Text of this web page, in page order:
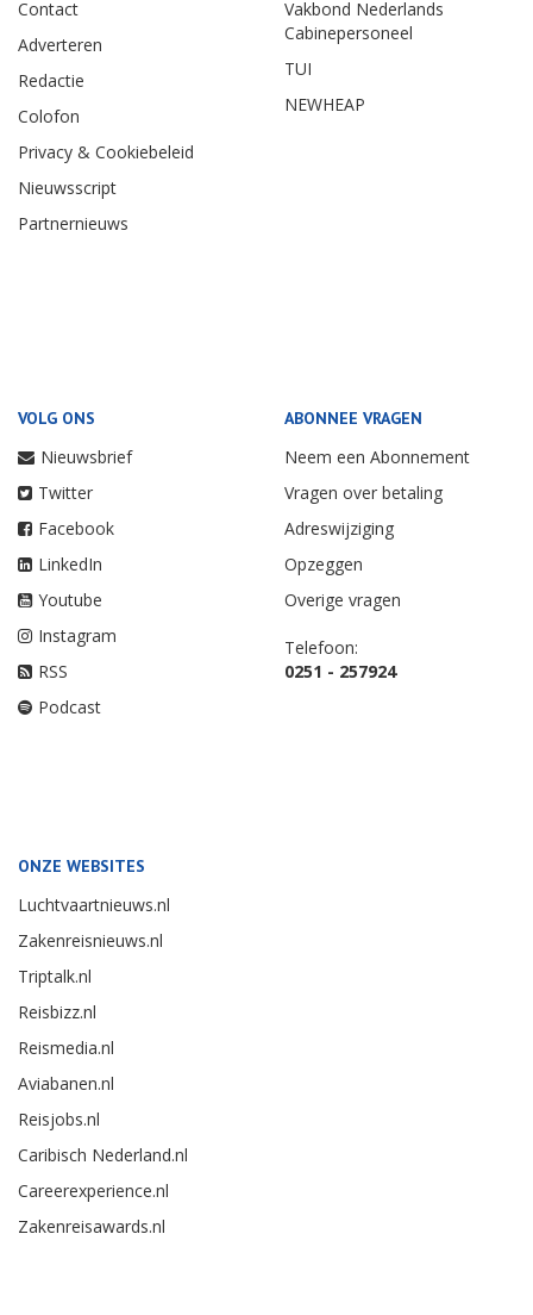
Contact
Adverteren
Redactie
Colofon
Privacy & Cookiebeleid
Nieuwsscript
Partnernieuws
Vakbond Nederlands
Cabinepersoneel
TUI
NEWHEAP
VOLG ONS
Nieuwsbrief
Twitter
Facebook
LinkedIn
Youtube
Instagram
RSS
Podcast
ABONNEE VRAGEN
Neem een Abonnement
Vragen over betaling
Adreswijziging
Opzeggen
Overige vragen
Telefoon:
0251 - 257924
ONZE WEBSITES
Luchtvaartnieuws.nl
Zakenreisnieuws.nl
Triptalk.nl
Reisbizz.nl
Reismedia.nl
Aviabanen.nl
Reisjobs.nl
Caribisch Nederland.nl
Careerexperience.nl
Zakenreisawards.nl